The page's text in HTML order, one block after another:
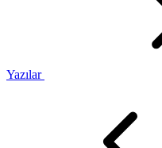
Yazılar